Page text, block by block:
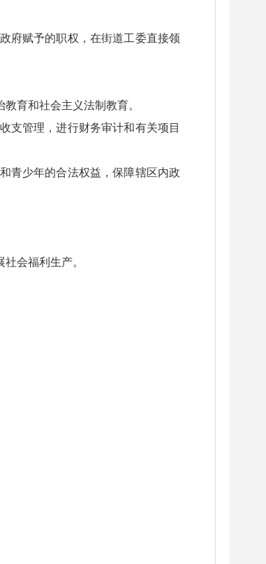
府赋予的职权，在街道工委直接领
育和社会主义法制教育。
支管理，进行财务审计和有关项目
青少年的合法权益，保障辖区内政
会福利生产。